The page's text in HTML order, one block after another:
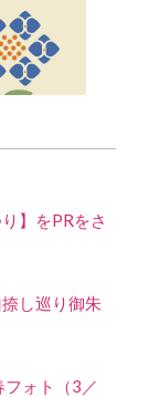
】をPRをさ
し巡り御朱
フォト（3／